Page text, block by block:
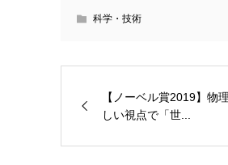
科学・技術
【ノーベル賞2019】
しい視点で「世...